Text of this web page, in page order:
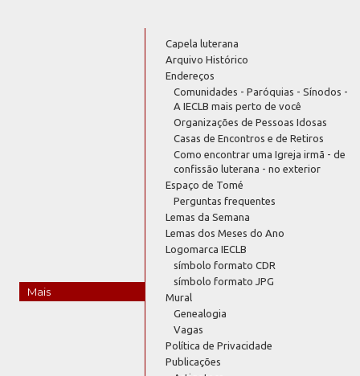
Mais
Capela luterana
Arquivo Histórico
Endereços
Comunidades - Paróquias - Sínodos -
A IECLB mais perto de você
Organizações de Pessoas Idosas
Casas de Encontros e de Retiros
Como encontrar uma Igreja irmã - de
confissão luterana - no exterior
Espaço de Tomé
Perguntas frequentes
Lemas da Semana
Lemas dos Meses do Ano
Logomarca IECLB
símbolo formato CDR
símbolo formato JPG
Mural
Genealogia
Vagas
Política de Privacidade
Publicações